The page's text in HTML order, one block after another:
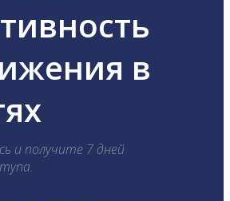
в
и получите 7 дней